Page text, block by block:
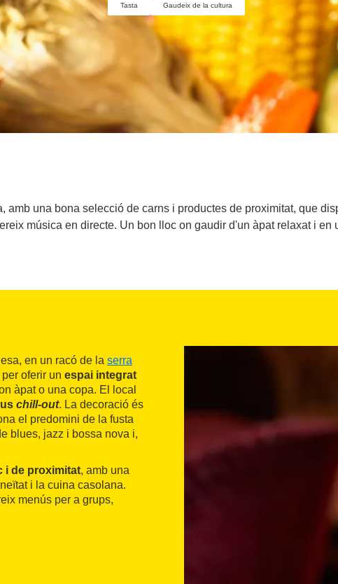
Tasta Gaudeix de la cultura
amb una bona selecció de carns i productes de proximitat, que
música en directe. Un bon lloc on gaudir d'un àpat relaxat i en
en un racó de la serra
oferir un espai integrat
àpat o una copa. El local
chill-out. La decoració és
el predomini de la fusta
blues, jazz i bossa nova i,
i de proximitat, amb una
i la cuina casolana.
menús per a grups,